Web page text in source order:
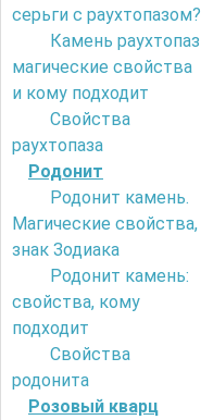
серьги с раухтопазом?
Камень раухтопаз
магические свойства
и кому подходит
Свойства
раухтопаза
Родонит
Родонит камень.
Магические свойства,
знак Зодиака
Родонит камень:
свойства, кому
подходит
Свойства
родонита
Розовый кварц